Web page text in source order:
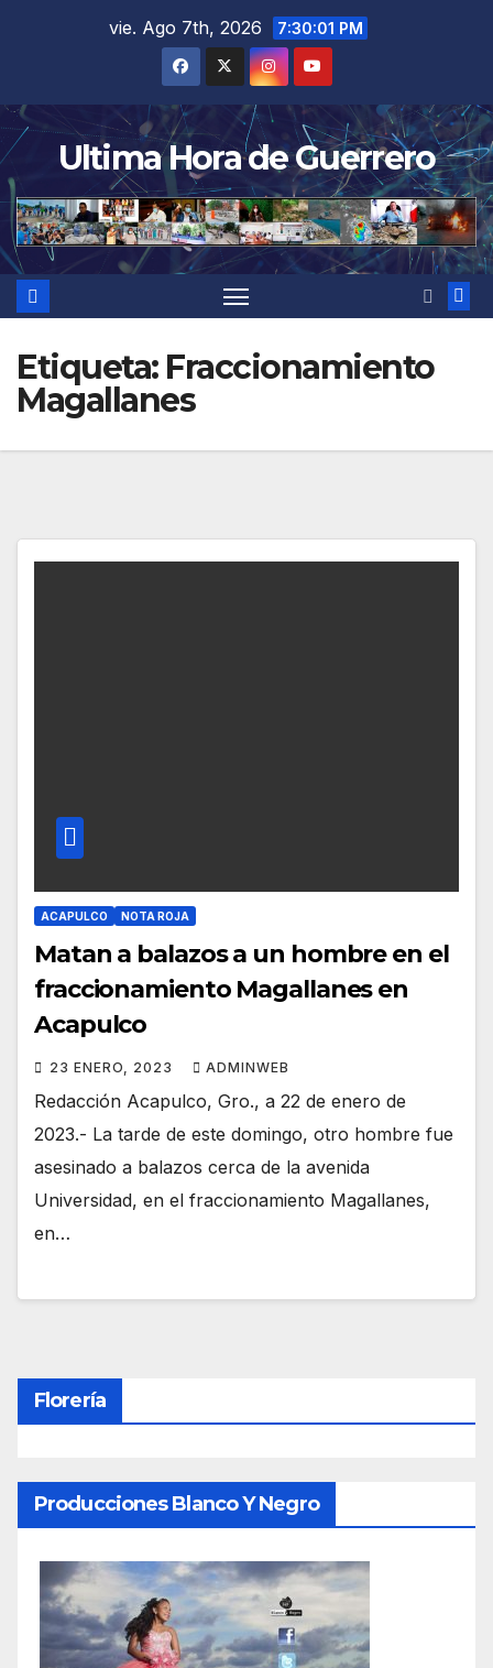
vie. Ago 7th, 2026 7:30:02 PM
Ultima Hora de Guerrero
Etiqueta: Fraccionamiento
Magallanes
ACAPULCO NOTA ROJA
Matan a balazos a un hombre en el
fraccionamiento Magallanes en
Acapulco
23 ENERO, 2023 ADMINWEB
Redacción Acapulco, Gro., a 22 de enero de
2023.- La tarde de este domingo, otro hombre fue
asesinado a balazos cerca de la avenida
Universidad, en el fraccionamiento Magallanes,
en…
Florería
Producciones Blanco Y Negro